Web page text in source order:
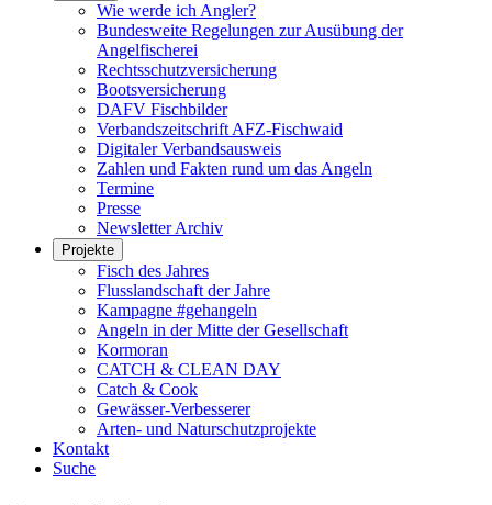
Wie werde ich Angler?
Bundesweite Regelungen zur Ausübung der
Angelfischerei
Rechtsschutzversicherung
Bootsversicherung
DAFV Fischbilder
Verbandszeitschrift AFZ-Fischwaid
Digitaler Verbandsausweis
Zahlen und Fakten rund um das Angeln
Termine
Presse
Newsletter Archiv
Projekte
Fisch des Jahres
Flusslandschaft der Jahre
Kampagne #gehangeln
Angeln in der Mitte der Gesellschaft
Kormoran
CATCH & CLEAN DAY
Catch & Cook
Gewässer-Verbesserer
Arten- und Naturschutzprojekte
Kontakt
Suche